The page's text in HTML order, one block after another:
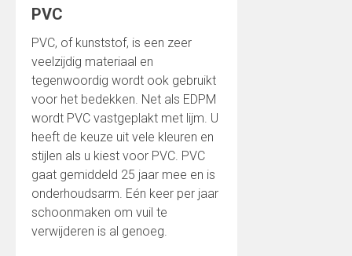
PVC
PVC, of kunststof, is een zeer
veelzijdig materiaal en
tegenwoordig wordt ook gebruikt
voor het bedekken. Net als EDPM
wordt PVC vastgeplakt met lijm. U
heeft de keuze uit vele kleuren en
stijlen als u kiest voor PVC. PVC
gaat gemiddeld 25 jaar mee en is
onderhoudsarm. Eén keer per jaar
schoonmaken om vuil te
verwijderen is al genoeg.